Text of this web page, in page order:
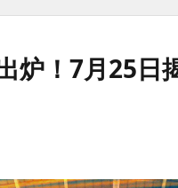
炉！7月25日